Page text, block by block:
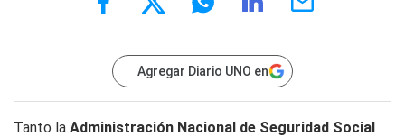
Agregar Diario UNO en
Tanto la Administración Nacional de Seguridad Social